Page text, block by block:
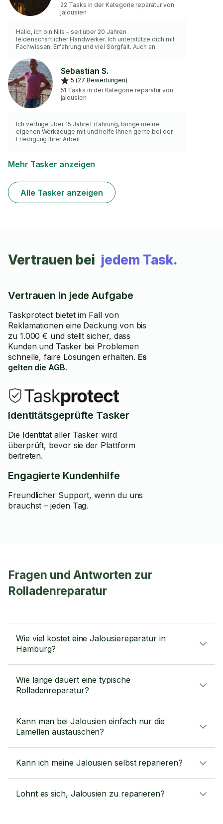
22 Tasks in der Kategorie reparatur von
jalousien
Hallo, ich bin Nils – seit über 20 Jahren
leidenschaftlicher Handwerker. Ich unterstütze dich mit
Fachwissen, Erfahrung und viel Sorgfalt. Auch an
und weiß daher genau, worauf es ankommt. Mein
professionelles Werkzeug bringe ich
selbstverständlich mit – für saubere und effiziente
Arbeit vom ersten Handgriff bis zur Fertigstellung.
Zuverlässigkeit, saubere Arbeit und ein offener,
ehrlicher Umgang sind mir besonders wichtig.
Sebastian S.
5 (27 Bewertungen)
51 Tasks in der Kategorie reparatur von
jalousien
Ich verfüge über 15 Jahre Erfahrung, bringe meine
eigenen Werkzeuge mit und helfe Ihnen gerne bei der
Erledigung Ihrer Arbeit.
Mehr Tasker anzeigen
Alle Tasker anzeigen
Vertrauen bei jedem Task.
Vertrauen in jede Aufgabe
Taskprotect bietet im Fall von
Reklamationen eine Deckung von bis
zu 1.000 € und stellt sicher, dass
Kunden und Tasker bei Problemen
schnelle, faire Lösungen erhalten. Es
gelten die AGB.
Identitätsgeprüfte Tasker
Die Identität aller Tasker wird
überprüft, bevor sie der Plattform
beitreten.
Engagierte Kundenhilfe
Freundlicher Support, wenn du uns
brauchst – jeden Tag.
Fragen und Antworten zur
Rolladenreparatur
Wie viel kostet eine Jalousiereparatur in
Hamburg?
Wie lange dauert eine typische
Rolladenreparatur?
Kann man bei Jalousien einfach nur die
Lamellen austauschen?
Kann ich meine Jalousien selbst reparieren?
Lohnt es sich, Jalousien zu reparieren?